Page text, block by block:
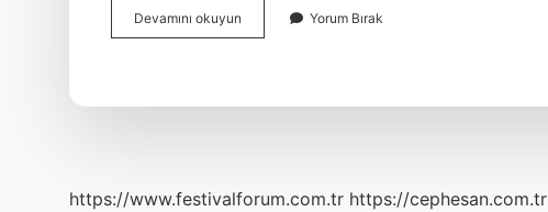
Devamını okuyun
Korupark
Yorum Bırak
https://www.festivalforum.com.tr https://cephesan.com.tr